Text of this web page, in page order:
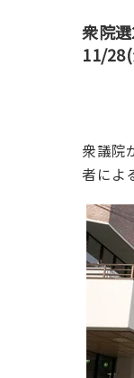
衆院
11/
衆議院
者によ